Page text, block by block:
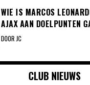
WIE IS MARCOS
AJAX AAN DOELPUNTEN
DOOR JC
CLUB NIEUWS